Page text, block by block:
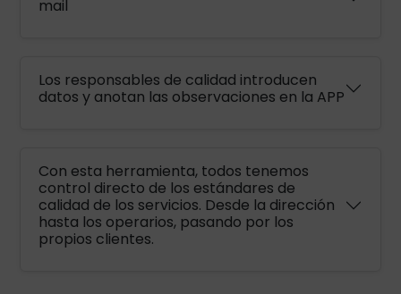
mail
Los responsables de calidad introducen
datos y anotan las observaciones en la APP
Con esta herramienta, todos tenemos
control directo de los estándares de
calidad de los servicios. Desde la dirección
hasta los operarios, pasando por los
propios clientes.